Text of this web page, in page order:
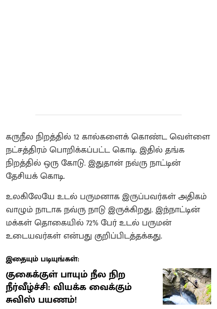
கருநீல நிறத்தில் 12 கால்களைக் கொண்ட வெள்ளை
நட்சத்திரம் பொறிக்கப்பட்ட கொடி. இதில் தங்க
நிறத்தில் ஒரு கோடு. இதுதான் நவ்ரு நாட்டின்
தேசியக் கொடி.
உலகிலேயே உடல் பருமனாக இருப்பவர்கள் அதிகம்
வாழும் நாடாக நவ்ரு நாடு இருக்கிறது. இந்நாட்டின்
மக்கள் தொகையில் 72% பேர் உடல் பருமன்
உடையவர்கள் என்பது குறிப்பிடத்தக்கது.
இதையும் படியுங்கள்:
குகைக்குள் பாயும் நீல நிற
நீர்வீழ்ச்சி: வியக்க வைக்கும்
சுவிஸ் பயணம்!